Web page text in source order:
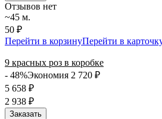
Отзывов нет
~45 м.
50 ₽
Перейти в корзинуПерейти в
9 красных роз в коробке
- 48%Экономия 2 720 ₽
5 658 ₽
2 938 ₽
Заказать